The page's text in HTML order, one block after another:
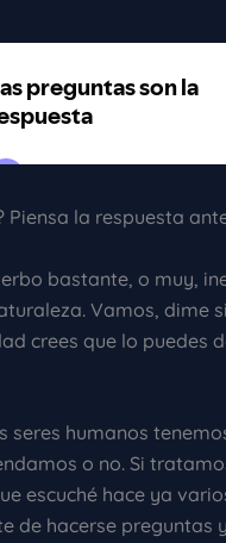
Piensa la respuesta
bastante, o muy,
Vamos, dime
crees que lo puedes
seres humanos
o no. Si
escuché hace ya
de hacerse